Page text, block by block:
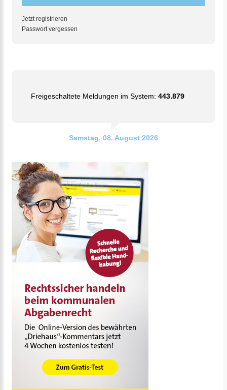
Jetzt registrieren
Passwort vergessen
Freigeschaltete Meldungen im System: 443.879
Samstag, 08. August 2026